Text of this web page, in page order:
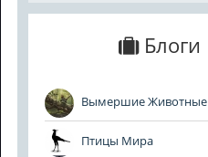
Блоги
Вымершие Животные
Птицы Мира